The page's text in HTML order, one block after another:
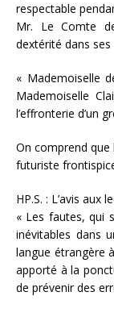
respectable
Mr. Le Comte
dextérité dans ses
« Mademoiselle
Mademoiselle
l’effronterie d’un
On comprend que
futuriste
HP.S. : L’avis aux
« Les fautes, qui
inévitables dans
langue étrangère
apporté à la
de prévenir des